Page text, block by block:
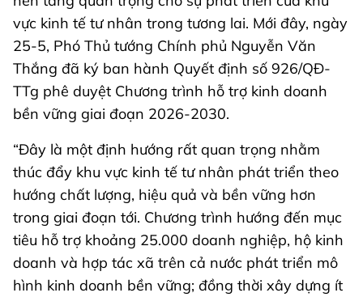
vực kinh tế tư nhân trong tương lai. Mới đây, ngày
25-5, Phó Thủ tướng Chính phủ Nguyễn Văn
Thắng đã ký ban hành Quyết định số 926/QĐ-
TTg phê duyệt Chương trình hỗ trợ kinh doanh
bền vững giai đoạn 2026-2030.
“Đây là một định hướng rất quan trọng nhằm
thúc đẩy khu vực kinh tế tư nhân phát triển theo
hướng chất lượng, hiệu quả và bền vững hơn
trong giai đoạn tới. Chương trình hướng đến mục
tiêu hỗ trợ khoảng 25.000 doanh nghiệp, hộ kinh
doanh và hợp tác xã trên cả nước phát triển mô
hình kinh doanh bền vững; đồng thời xây dựng ít